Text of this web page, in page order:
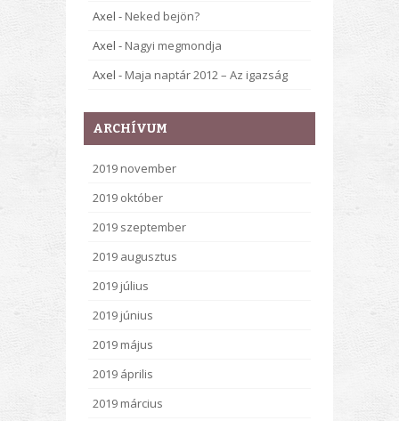
Axel - Neked bejön?
Axel - Nagyi megmondja
Axel - Maja naptár 2012 – Az igazság
ARCHÍVUM
2019 november
2019 október
2019 szeptember
2019 augusztus
2019 július
2019 június
2019 május
2019 április
2019 március